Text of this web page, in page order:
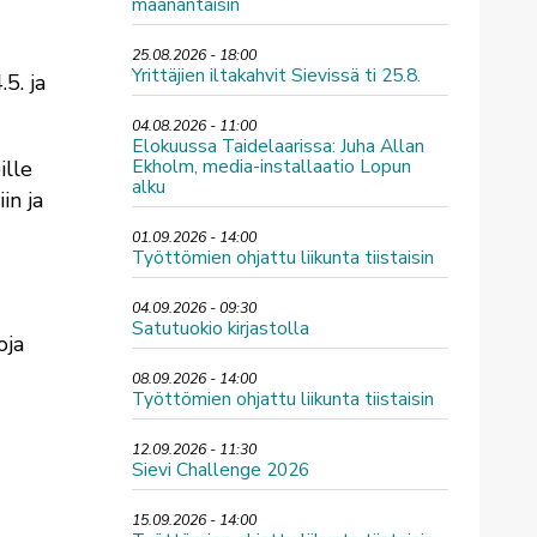
ja
ja
25.08.2026 - 18:00
Yrittäjien iltakahvit Sievissä ti 25.8.
04.08.2026 - 11:00
Elokuussa Taidelaarissa: Juha Allan
Ekholm, media-installaatio Lopun
alku
01.09.2026 - 14:00
Työttömien ohjattu liikunta tiistaisin
04.09.2026 - 09:30
Satutuokio kirjastolla
08.09.2026 - 14:00
Työttömien ohjattu liikunta tiistaisin
12.09.2026 - 11:30
Sievi Challenge 2026
15.09.2026 - 14:00